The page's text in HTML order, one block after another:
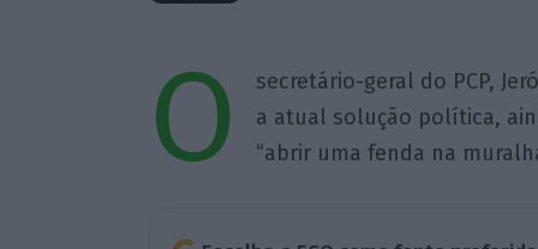
O
secretário-geral do PCP,
a atual solução política,
“abrir uma fenda na